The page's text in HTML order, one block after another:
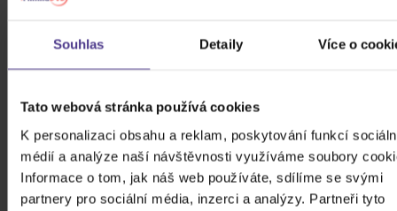
Souhlas Detaily Více o
Tato webová stránka používá cookies
K personalizaci obsahu a reklam, poskytování funkcí
médií a analýze naší návštěvnosti využíváme soubory
Informace o tom, jak náš web používáte, sdílíme se svými
partnery pro sociální média, inzerci a analýzy. Partneři tyto
Bullet For My Valentine: Bullet For My
Valentine (Deluxe Edition)